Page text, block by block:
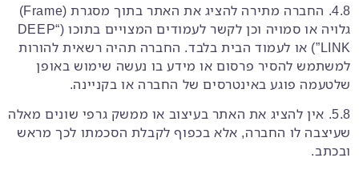
4.8. החברה מתירה להציג את האתר בתוך מסגרת (Frame)
גלויה או סמויה וכן לקשר לעמודים המצויים בתוכו (“DEEP
LINK”) או לעמוד הבית בלבד. החברה תהיה רשאית להורות
למשתמש להסיר פרסום או מידע בו נעשה שימוש באופן
שלטעמה פוגע באינטרסים של החברה או בקניינה.
5.8. אין להציג את האתר בעיצוב או ממשק גרפי שונים מאלה
שעיצבה לו החברה, אלא בכפוף לקבלת הסכמתו לכך מראש
ובכתב.